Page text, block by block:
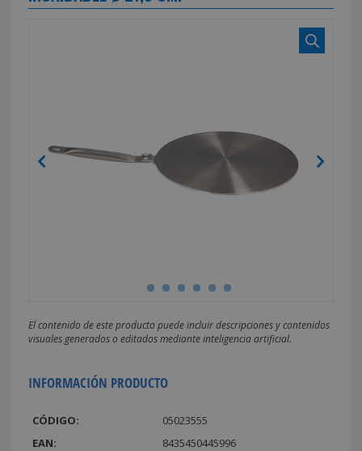
El contenido de este producto puede incluir descripciones y contenidos
visuales generados o editados mediante inteligencia artificial.
INFORMACIÓN PRODUCTO
CÓDIGO:
05023555
EAN:
8435450445996